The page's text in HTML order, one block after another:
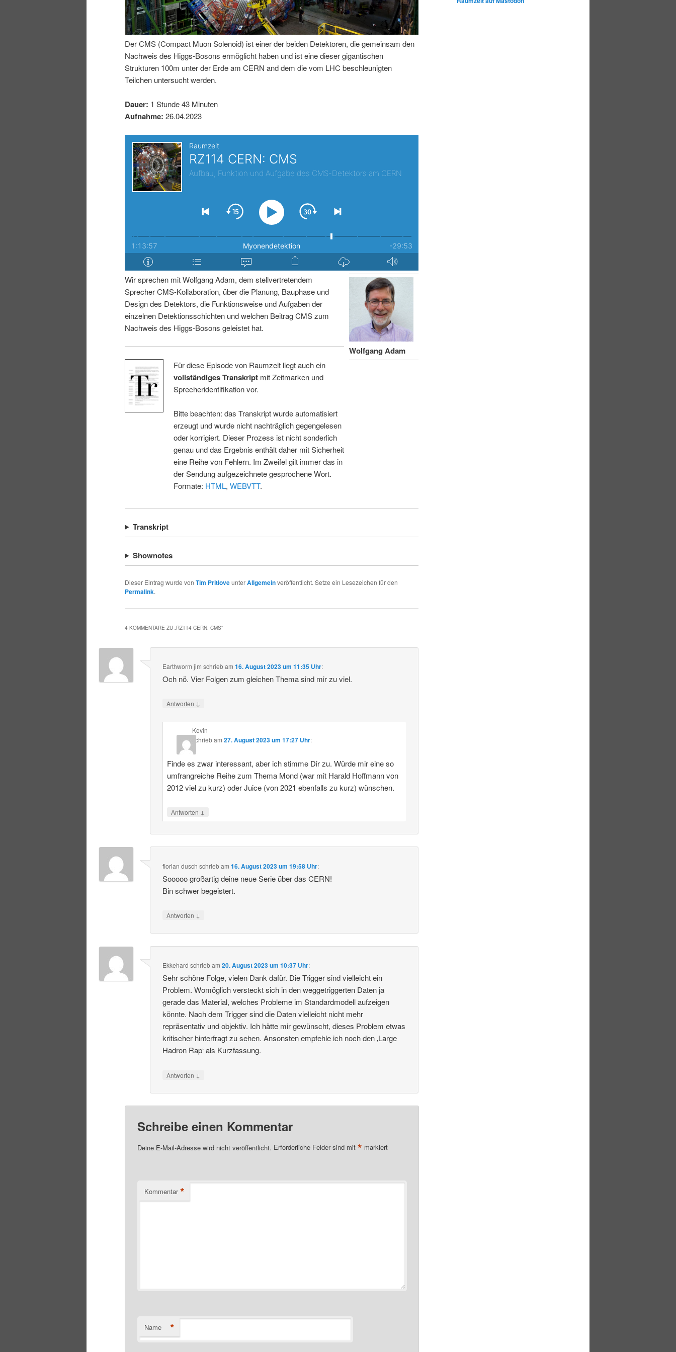
I
l
t
s
p
i
g
e
n
e
h
a
l
t
p
i
n
g
e
n
Der CMS (Compact Muon Solenoid) ist einer der beiden Detektoren, die gemeinsam den
Nachweis des Higgs-Bosons ermöglicht haben und ist eine dieser gigantischen
Strukturen 100m unter der Erde am CERN and dem die vom LHC beschleunigten
Teilchen untersucht werden.
Dauer: 1 Stunde 43 Minuten
Aufnahme: 26.04.2023
Wolfgang Adam
Wir sprechen mit Wolfgang Adam, dem stellvertretendem
Sprecher CMS-Kollaboration, über die Planung, Bauphase und
Design des Detektors, die Funktionsweise und Aufgaben der
einzelnen Detektionsschichten und welchen Beitrag CMS zum
Nachweis des Higgs-Bosons geleistet hat.
Für diese Episode von Raumzeit liegt auch ein
vollständiges Transkriptmit Zeitmarken und
Sprecheridentifikation vor.
Bitte beachten: das Transkript wurde automatisiert
erzeugt und wurde nicht nachträglich gegengelesen
oder korrigiert. Dieser Prozess ist nicht sonderlich
genau und das Ergebnis enthält daher mit Sicherheit
eine Reihe von Fehlern. Im Zweifel gilt immer das in
der Sendung aufgezeichnete gesprochene Wort.
Formate: HTML, WEBVTT.
Transkript
Shownotes
Dieser Eintrag wurde von Tim PritloveunterAllgemeinveröffentlicht. Setze ein Lesezeichen für den
Permalink.
4 KOMMENTARE ZU „ RZ114 CERN: CMS“
Earthworm jim schriebam16. August 2023 um 11:35 Uhr:
Och nö. Vier Folgen zum gleichen Thema sind mir zu viel.
Antworten ↓
Kevin
schriebam 27. August 2023 um 17:27 Uhr:
Finde es zwar interessant, aber ich stimme Dir zu. Würde mir eine so
umfrangreiche Reihe zum Thema Mond (war mit Harald Hoffmann von
2012 viel zu kurz) oder Juice (von 2021 ebenfalls zu kurz) wünschen.
Antworten ↓
florian dusch schriebam16. August 2023 um 19:58 Uhr:
Sooooo großartig deine neue Serie über das CERN!
Bin schwer begeistert.
Antworten ↓
Ekkehard schriebam20. August 2023 um 10:37 Uhr:
Sehr schöne Folge, vielen Dank dafür. Die Trigger sind vielleicht ein
Problem. Womöglich versteckt sich in den weggetriggerten Daten ja
gerade das Material, welches Probleme im Standardmodell aufzeigen
könnte. Nach dem Trigger sind die Daten vielleicht nicht mehr
repräsentativ und objektiv. Ich hätte mir gewünscht, dieses Problem etwas
kritischer hinterfragt zu sehen. Ansonsten empfehle ich noch den ‚Large
Hadron Rap‘ als Kurzfassung.
Antworten ↓
Schreibe einen Kommentar
Deine E-Mail-Adresse wird nicht veröffentlicht. Erforderliche Felder sind mit* markiert
Kommentar *
Name *